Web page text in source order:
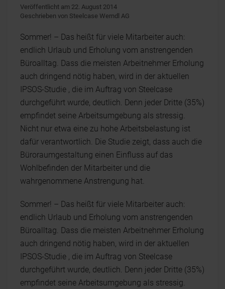
Veröffentlicht am 22. August 2014
Geschrieben von Steelcase Werndl AG
Sommer! – Das heißt für viele Mitarbeiter auch:
endlich Urlaub und Erholung vom anstrengenden
Büroalltag. Dass die meisten Arbeitnehmer Erholung
auch dringend nötig haben, wird in der aktuellen
IPSOS-Studie , die im Auftrag von Steelcase
durchgeführt wurde, deutlich. Denn jeder Dritte (35%)
empfindet seine Arbeitsumgebung als stressig.
Nicht nur etwa eine zu hohe Arbeitsbelastung ist
dafür verantwortlich. Die Studie zeigt, dass auch die
Büroraumgestaltung einen Einfluss auf das
Wohlbefinden der Mitarbeiter und die
wahrgenommene Anstrengung hat.
Sommer! – Das heißt für viele Mitarbeiter auch:
endlich Urlaub und Erholung vom anstrengenden
Büroalltag. Dass die meisten Arbeitnehmer Erholung
auch dringend nötig haben, wird in der aktuellen
IPSOS-Studie , die im Auftrag von Steelcase
durchgeführt wurde, deutlich. Denn jeder Dritte (35%)
empfindet seine Arbeitsumgebung als stressig.